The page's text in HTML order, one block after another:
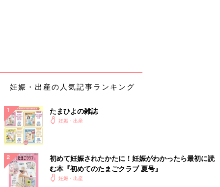
妊娠・出産の人気記事ランキング
たまひよの雑誌
妊娠・出産
初めて妊娠されたかたに！妊娠がわかったら最初に読
む本『初めてのたまごクラブ 夏号』
妊娠・出産